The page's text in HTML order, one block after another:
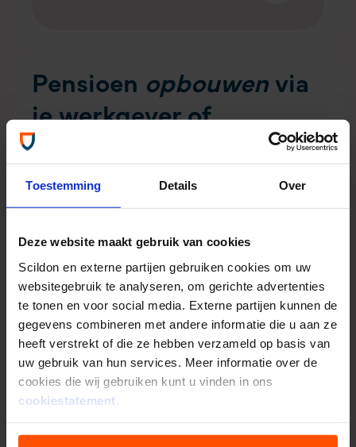
Toestemming Details Over
Deze website maakt gebruik van cookies
Scildon en externe partijen gebruiken cookies om uw
websitegebruik te analyseren, om gerichte advertenties
te tonen en voor social media. Externe partijen kunnen de
gegevens combineren met andere informatie die u aan ze
heeft verstrekt of die ze hebben verzameld op basis van
uw gebruik van hun services. Meer informatie over de
cookies die wij gebruiken kunt u vinden in ons
cookiestatement
Pensioen opbouwen via
je werkgever of
opgebouwd
pensioen
uitkeren
Bekijk wat jij kunt doen met je pensioen met
onze producten.
Scildon
Werknemerslijfrente
Extra persoonlijk pensioenpotje voor
medewerkers
Scildon Werknemerslijfrente